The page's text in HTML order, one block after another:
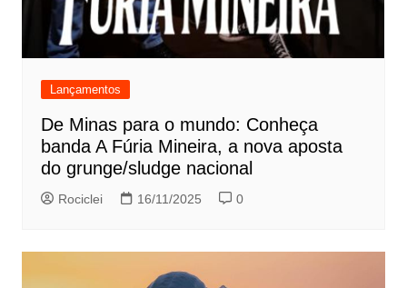
Lançamentos
De Minas para o mundo: Conheça
banda A Fúria Mineira, a nova aposta
do grunge/sludge nacional
Rociclei 16/11/2025 0